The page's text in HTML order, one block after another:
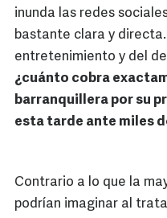
inunda las redes
bastante clara y
entretenimiento y del
¿cuánto cobra
barranquillera por su
esta tarde ante miles
Contrario a lo que la
podrían imaginar al